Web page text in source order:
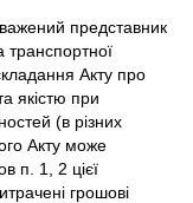
представник
транспортної
Акту про
якістю при
(в різних
Акту може
п. 1, 2 цієї
грошові